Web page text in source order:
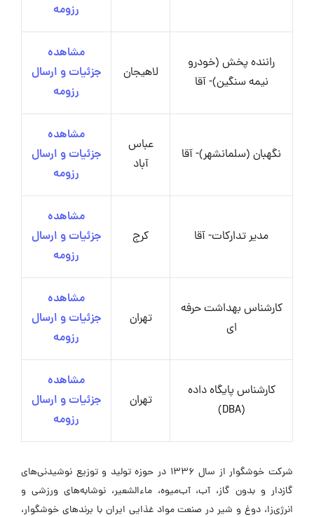
رزومه
راننده پخش (خودرو
نیمه سنگین)- آقا
لاهیجان
مشاهده
جزئیات و ارسال
رزومه
نگهبان (سلمانشهر)- آقا
عباس
آباد
مشاهده
جزئیات و ارسال
رزومه
مدیر تدارکات- آقا کرج
مشاهده
جزئیات و ارسال
رزومه
کارشناس بهداشت حرفه
ای
تهران
مشاهده
جزئیات و ارسال
رزومه
کارشناس پایگاه داده
(DBA)
تهران
مشاهده
جزئیات و ارسال
رزومه
شرکت خوشگوار از سال 1336 در حوزه تولید و توزیع نوشیدنی‌های
گازدار و بدون گاز، آب، آب‌میوه، ماءالشعیر، نوشابه‌های ورزشی و
انرژی‌زا، دوغ و شیر در صنعت مواد غذایی ایران با برندهای خوشگوار،